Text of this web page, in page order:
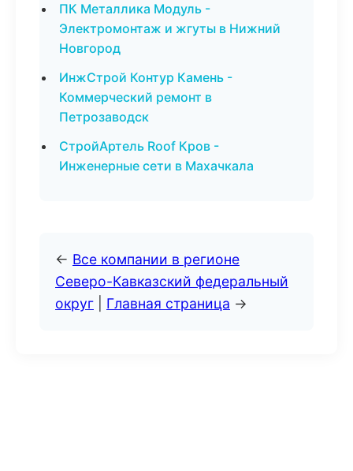
ПК Металлика Модуль -
Электромонтаж и жгуты в Нижний
Новгород
ИнжСтрой Контур Камень -
Коммерческий ремонт в
Петрозаводск
СтройАртель Roof Кров -
Инженерные сети в Махачкала
← Все компании в регионе
Северо-Кавказский федеральный
округ
Главная страница →